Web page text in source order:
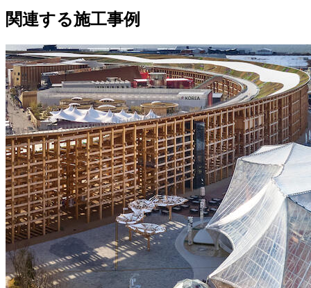
関連する施工事例